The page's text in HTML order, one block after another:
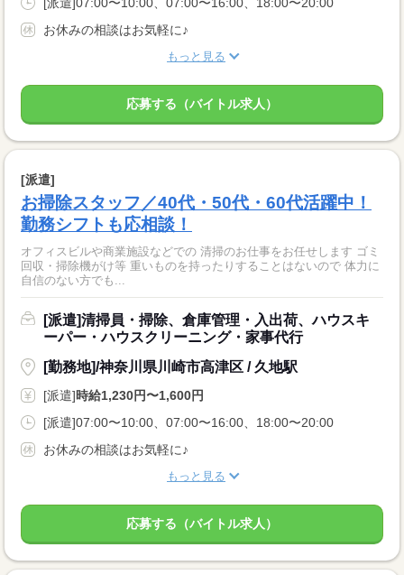
[派遣]07:00〜10:00、07:00〜16:00、18:00〜20:00
お休みの相談はお気軽に♪
もっと見る
応募する（バイトル求人）
[派遣]
お掃除スタッフ／40代・50代・60代活躍中！
勤務シフトも応相談！
オフィスビルや商業施設などでの 清掃のお仕事をお任せします ゴミ
回収・掃除機がけ等 重いものを持ったりすることはないので 体力に
自信のない方でも...
[派遣]清掃員・掃除、倉庫管理・入出荷、ハウスキ
ーパー・ハウスクリーニング・家事代行
[勤務地]/神奈川県川崎市高津区 / 久地駅
[派遣]時給1,230円〜1,600円
[派遣]07:00〜10:00、07:00〜16:00、18:00〜20:00
お休みの相談はお気軽に♪
もっと見る
応募する（バイトル求人）